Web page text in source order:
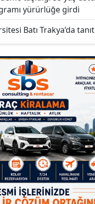
yürürlüğe girdi
Batı Trakya’da